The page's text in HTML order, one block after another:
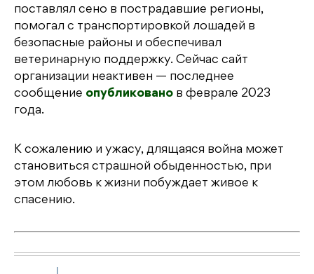
поставлял сено в пострадавшие регионы,
помогал с транспортировкой лошадей в
безопасные районы и обеспечивал
ветеринарную поддержку. Сейчас сайт
организации неактивен — последнее
сообщение опубликовано в феврале 2023
года.
К сожалению и ужасу, длящаяся война может
становиться страшной обыденностью, при
этом любовь к жизни побуждает живое к
спасению.